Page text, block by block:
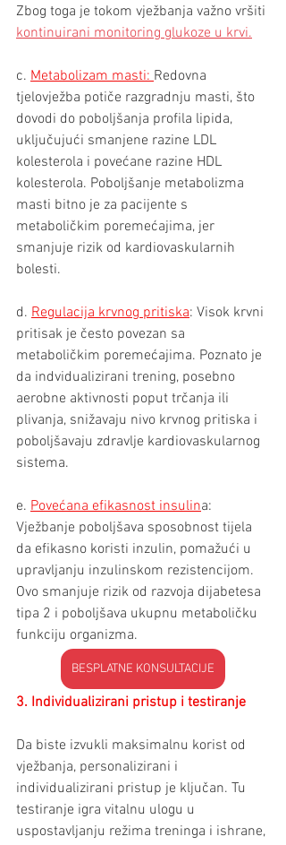
Zbog toga je tokom vježbanja važno vršiti
kontinuirani monitoring glukoze u krvi.
c. Metabolizam masti: Redovna
tjelovježba potiče razgradnju masti, što
dovodi do poboljšanja profila lipida,
uključujući smanjene razine LDL
kolesterola i povećane razine HDL
kolesterola. Poboljšanje metabolizma
masti bitno je za pacijente s
metaboličkim poremećajima, jer
smanjuje rizik od kardiovaskularnih
bolesti.
d. Regulacija krvnog pritiska: Visok krvni
pritisak je često povezan sa
metaboličkim poremećajima. Poznato je
da indvidualizirani trening, posebno
aerobne aktivnosti poput trčanja ili
plivanja, snižavaju nivo krvnog pritiska i
poboljšavaju zdravlje kardiovaskularnog
sistema.
e. Povećana efikasnost insulina:
Vježbanje poboljšava sposobnost tijela
da efikasno koristi inzulin, pomažući u
upravljanju inzulinskom rezistencijom.
Ovo smanjuje rizik od razvoja dijabetesa
tipa 2 i poboljšava ukupnu metaboličku
funkciju organizma.
BESPLATNE KONSULTACIJE
3. Individualizirani pristup i testiranje
Da biste izvukli maksimalnu korist od
vježbanja, personalizirani i
individualizirani pristup je ključan. Tu
testiranje igra vitalnu ulogu u
uspostavljanju režima treninga i ishrane,